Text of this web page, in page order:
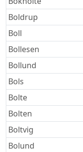
Boldrup
Boll
Bollesen
Bollund
Bols
Bolte
Bolten
Boltvig
Bolund